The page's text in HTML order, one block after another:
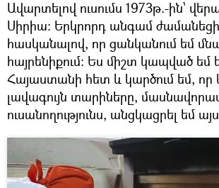
Ավարտելով ուսումս 1973թ.-ին՝
Սիրիա: Երկրորդ անգամ ժամանեցի
հասկանալով, որ ցանկանում եմ
հայրենիքում: Ես միշտ կապված եմ
Հայաստանի հետ և կարծում եմ, որ
լավագույն տարիները,
ուսանողությունս, անցկացրել եմ